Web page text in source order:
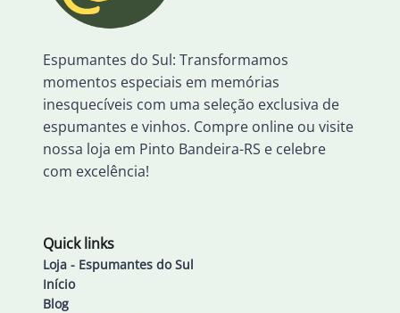
Espumantes do Sul: Transformamos
momentos especiais em memórias
inesquecíveis com uma seleção exclusiva de
espumantes e vinhos. Compre online ou visite
nossa loja em Pinto Bandeira-RS e celebre
com excelência!
Quick links
Loja - Espumantes do Sul
Início
Blog